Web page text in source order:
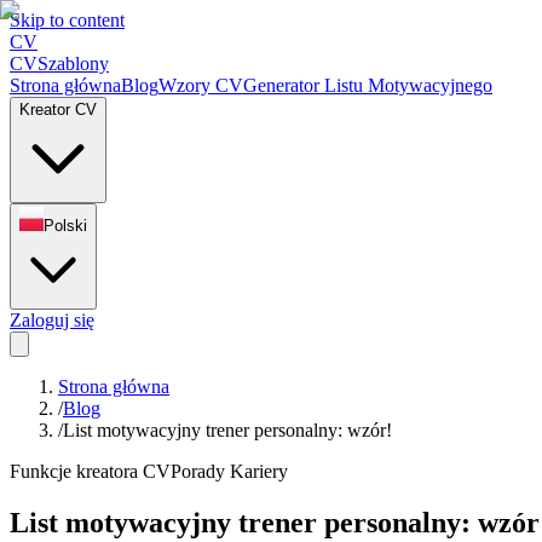
Skip to content
CV
CVSzablony
Strona głównaBlogWzory CVGenerator Listu Motywacyjnego
Kreator CV
Polski
Zaloguj się
Strona główna
/Blog
/List motywacyjny trener personalny: wzór!
Funkcje kreatora CVPorady Kariery
List motywacyjny trener personalny: